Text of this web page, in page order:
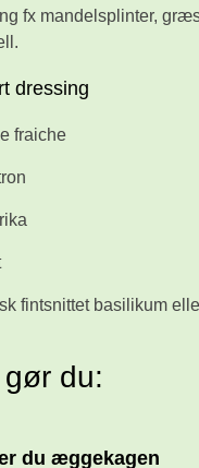
fx mandelsplinter,
dressing
fraiche
fintsnittet basilikum
du:
du æggekagen